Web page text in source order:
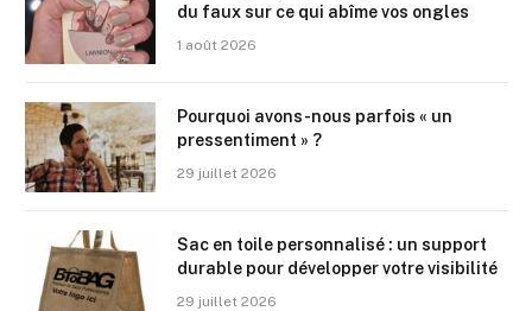
du faux sur ce qui abîme vos ongles
1 août 2026
Pourquoi avons-nous parfois « un
pressentiment » ?
29 juillet 2026
Sac en toile personnalisé : un support
durable pour développer votre visibilité
29 juillet 2026